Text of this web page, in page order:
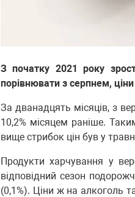
З початку 2021 року
порівнювати з серпнем,
За дванадцять місяців, з
10,2% місяцем раніше.
вище стрибок цін був у
Продукти харчування у
відповідний сезон
(0,1%). Ціни ж на алкоголь